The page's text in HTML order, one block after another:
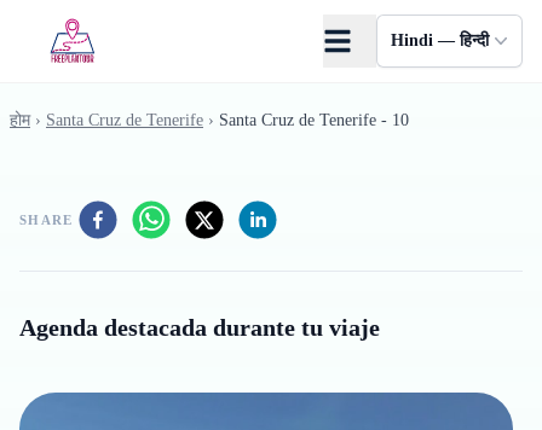
Hindi — हिन्दी
होम › Santa Cruz de Tenerife › Santa Cruz de Tenerife - 10
SHARE
Agenda destacada durante tu viaje